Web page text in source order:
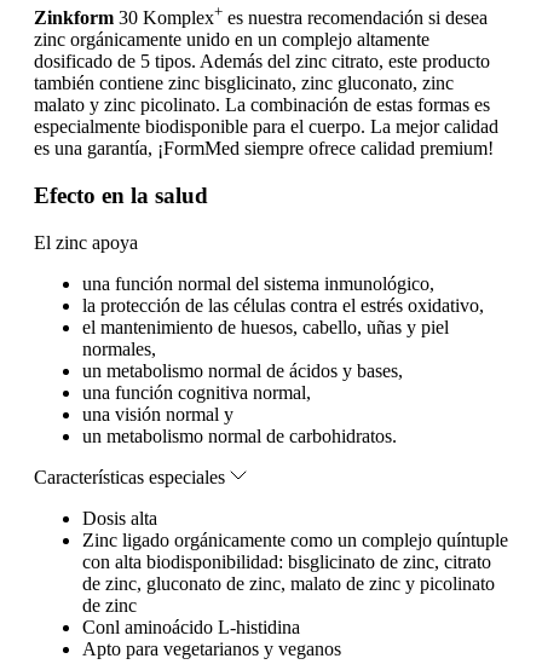
Zinkform 30 Komplex+ es nuestra recomendación si desea
zinc orgánicamente unido en un complejo altamente
dosificado de 5 tipos. Además del zinc citrato, este producto
también contiene zinc bisglicinato, zinc gluconato, zinc
malato y zinc picolinato. La combinación de estas formas es
especialmente biodisponible para el cuerpo. La mejor calidad
es una garantía, ¡FormMed siempre ofrece calidad premium!
Efecto en la salud
El zinc apoya
una función normal del sistema inmunológico,
la protección de las células contra el estrés oxidativo,
el mantenimiento de huesos, cabello, uñas y piel
normales,
un metabolismo normal de ácidos y bases,
una función cognitiva normal,
una visión normal y
un metabolismo normal de carbohidratos.
Características especiales
Dosis alta
Zinc ligado orgánicamente como un complejo quíntuple
con alta biodisponibilidad: bisglicinato de zinc, citrato
de zinc, gluconato de zinc, malato de zinc y picolinato
de zinc
Conl aminoácido L-histidina
Apto para vegetarianos y veganos